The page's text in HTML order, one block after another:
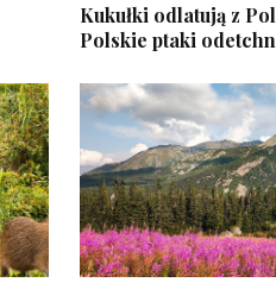
Kukułki odlatują z
Polskie ptaki